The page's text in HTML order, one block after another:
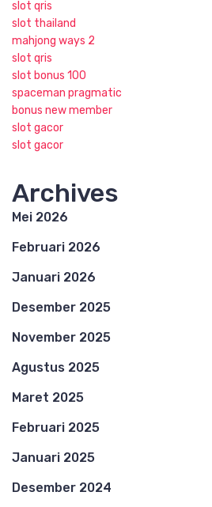
slot qris
slot thailand
mahjong ways 2
slot qris
slot bonus 100
spaceman pragmatic
bonus new member
slot gacor
slot gacor
Archives
Mei 2026
Februari 2026
Januari 2026
Desember 2025
November 2025
Agustus 2025
Maret 2025
Februari 2025
Januari 2025
Desember 2024